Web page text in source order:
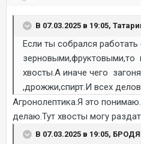
В 07.03.2025 в 19:05,
Если ты собрался работать
зерновыми,фруктовыми,то
хвосты.А иначе чего
,дрожжи,спирт.И всех
Агронолептика.Я это
делаю.Тут хвосты могу
В 07.03.2025 в 19:05,